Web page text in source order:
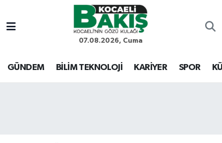
07.08.2026, Cuma
GÜNDEM BİLİM TEKNOLOJİ KARİYER SPOR
Kocaeli Nöbetçi Eczaneler
Kocaeli Hava Durumu